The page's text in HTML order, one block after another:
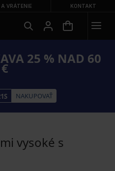
VRÁTENIE KONTAKT
25 % NAD 60
€
S NAKUPOVAŤ
vysoké s